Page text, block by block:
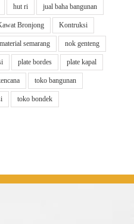
hut ri jual baha bangunan
Bronjong Kontruksi
material semarang nok genteng
plate bordes plate kapal
toko bangunan
toko bondek